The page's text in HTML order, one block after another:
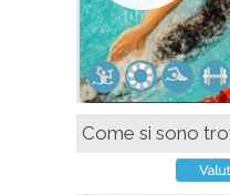
Come si sono